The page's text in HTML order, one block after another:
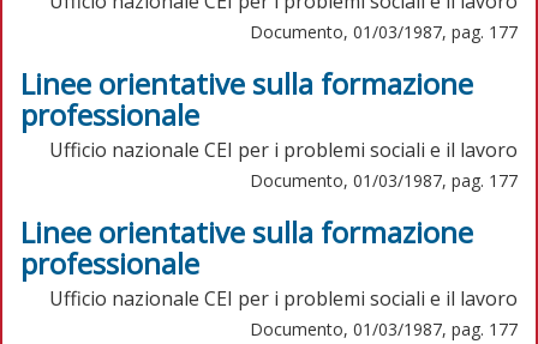
Documento, 01/03/1987, pag. 177
Linee orientative sulla formazione
professionale
Ufficio nazionale CEI per i problemi sociali e il lavoro
Documento, 01/03/1987, pag. 177
Linee orientative sulla formazione
professionale
Ufficio nazionale CEI per i problemi sociali e il lavoro
Documento, 01/03/1987, pag. 177